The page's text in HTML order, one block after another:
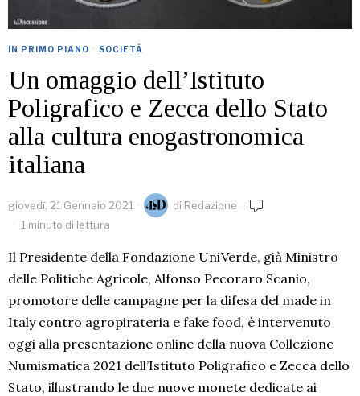
IN PRIMO PIANO · SOCIETÀ
Un omaggio dell’Istituto
Poligrafico e Zecca dello Stato
alla cultura enogastronomica
italiana
giovedì, 21 Gennaio 2021 di Redazione
1 minuto di lettura
Il Presidente della Fondazione UniVerde, già Ministro
delle Politiche Agricole, Alfonso Pecoraro Scanio,
promotore delle campagne per la difesa del made in
Italy contro agropirateria e fake food, è intervenuto
oggi alla presentazione online della nuova Collezione
Numismatica 2021 dell’Istituto Poligrafico e Zecca dello
Stato, illustrando le due nuove monete dedicate ai